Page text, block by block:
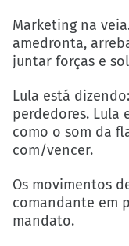
Marketing na
amedronta,
juntar forças e
Lula está
perdedores. Lula
como o som da
com/vencer.
Os movimentos
comandante em
mandato.